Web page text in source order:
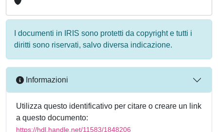
I documenti in IRIS sono protetti da copyright e tutti i
diritti sono riservati, salvo diversa indicazione.
Informazioni
Utilizza questo identificativo per citare o creare un link
a questo documento:
https://hdl.handle.net/11583/1848206